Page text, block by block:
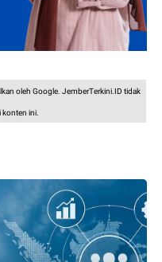
oleh Google. JemberTerkini.ID tidak
konten ini.